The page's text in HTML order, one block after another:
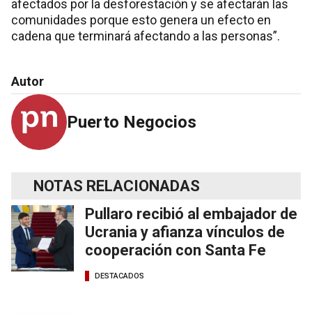
afectados por la desforestación y se afectarán las
comunidades porque esto genera un efecto en
cadena que terminará afectando a las personas”.
Autor
Puerto Negocios
NOTAS RELACIONADAS
Pullaro recibió al embajador de
Ucrania y afianza vínculos de
cooperación con Santa Fe
DESTACADOS